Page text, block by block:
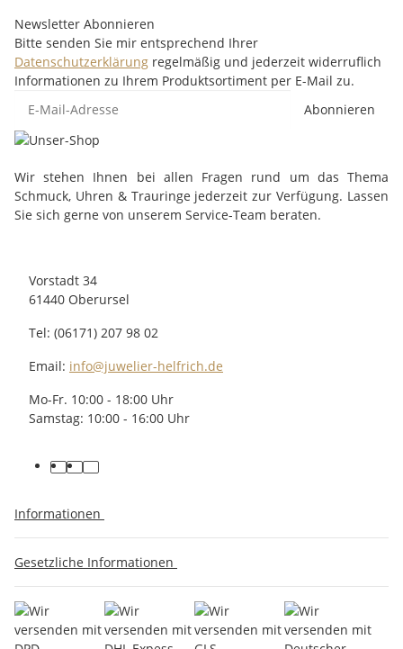
Newsletter Abonnieren
Bitte senden Sie mir entsprechend Ihrer
Datenschutzerklärung regelmäßig und jederzeit widerruflich
Informationen zu Ihrem Produktsortiment per E-Mail zu.
Abonnieren
Wir stehen Ihnen bei allen Fragen rund um das Thema
Schmuck, Uhren & Trauringe jederzeit zur Verfügung. Lassen
Sie sich gerne von unserem Service-Team beraten.
Vorstadt 34
61440 Oberursel
Tel: (06171) 207 98 02
Email: info@juwelier-helfrich.de
Mo-Fr. 10:00 - 18:00 Uhr
Samstag: 10:00 - 16:00 Uhr
Informationen
Gesetzliche Informationen